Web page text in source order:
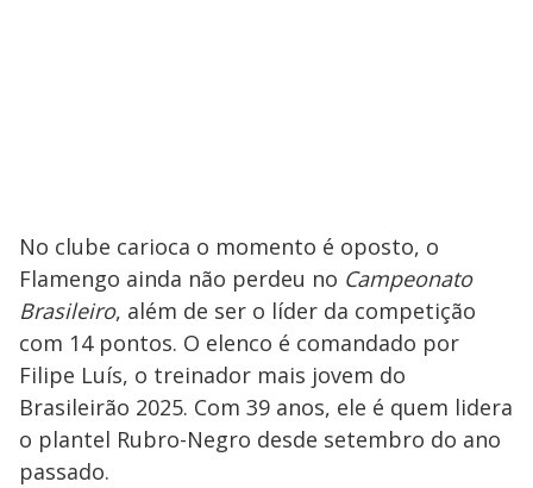
No clube carioca o momento é oposto, o
Flamengo ainda não perdeu no Campeonato
Brasileiro, além de ser o líder da competição
com 14 pontos. O elenco é comandado por
Filipe Luís, o treinador mais jovem do
Brasileirão 2025. Com 39 anos, ele é quem lidera
o plantel Rubro-Negro desde setembro do ano
passado.